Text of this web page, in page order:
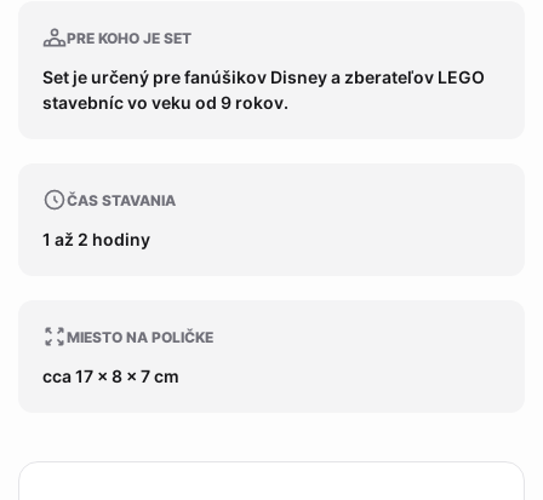
PRE KOHO JE SET
Set je určený pre fanúšikov Disney a zberateľov LEGO
stavebníc vo veku od 9 rokov.
ČAS STAVANIA
1 až 2 hodiny
MIESTO NA POLIČKE
cca 17 x 8 x 7 cm